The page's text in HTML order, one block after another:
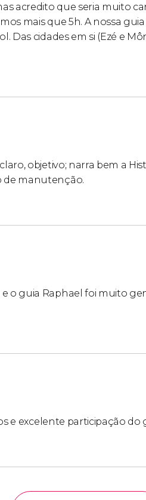
acredito que seria muito
mais que 5h. A nossa
Das cidades em si (Ezé e
objetivo; narra bem a
de manutenção.
o guia Raphael foi muito
e excelente participação do